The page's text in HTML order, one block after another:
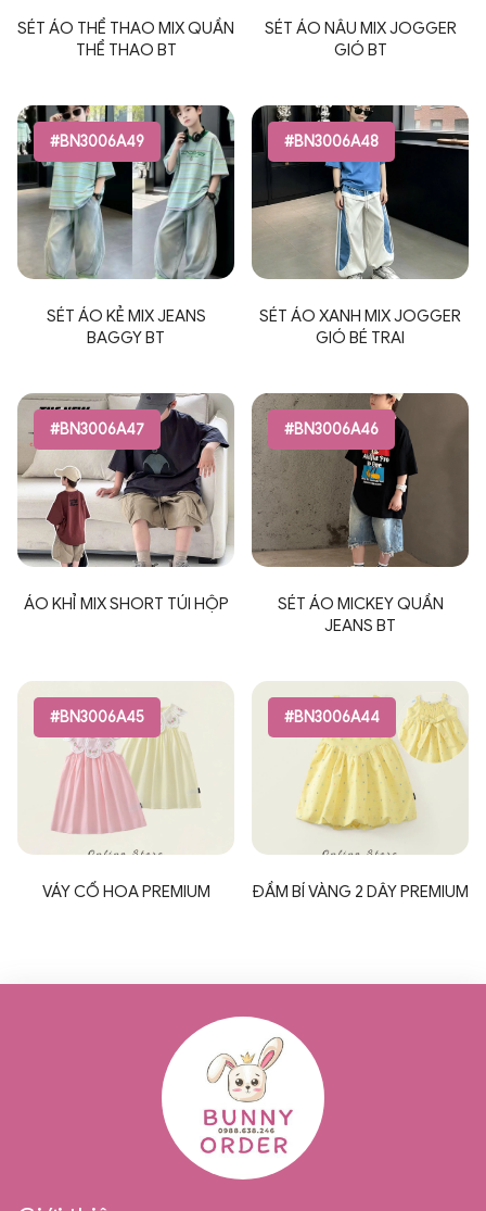
SÉT ÁO THỂ THAO MIX QUẦN
THỂ THAO BT
SÉT ÁO NÂU MIX JOGGER
GIÓ BT
#BN3006A49
SÉT ÁO KẺ MIX JEANS
BAGGY BT
#BN3006A48
SÉT ÁO XANH MIX JOGGER
GIÓ BÉ TRAI
#BN3006A47
ÁO KHỈ MIX SHORT TÚI HỘP
#BN3006A46
SÉT ÁO MICKEY QUẦN
JEANS BT
#BN3006A45
VÁY CỔ HOA PREMIUM
#BN3006A44
ĐẦM BÍ VÀNG 2 DÂY PREMIUM